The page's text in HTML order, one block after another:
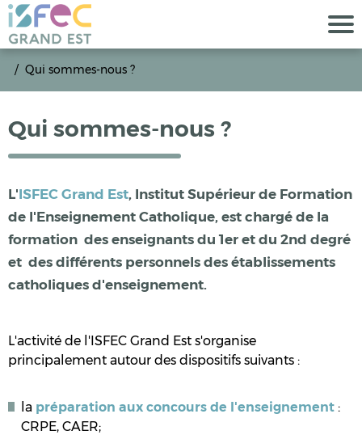
Qui sommes-nous ?
Qui sommes-nous ?
L'ISFEC Grand Est, Institut Supérieur de Formation
de l'Enseignement Catholique, est chargé de la
formation des enseignants du 1er et du 2nd degré
et des différents personnels des établissements
catholiques d'enseignement.
L'activité de l'ISFEC Grand Est s'organise
principalement autour des dispositifs suivants :
la préparation aux concours de l'enseignement :
CRPE, CAER;